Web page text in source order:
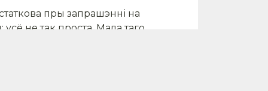
пры запрашэнні на
не так проста. Мала таго,